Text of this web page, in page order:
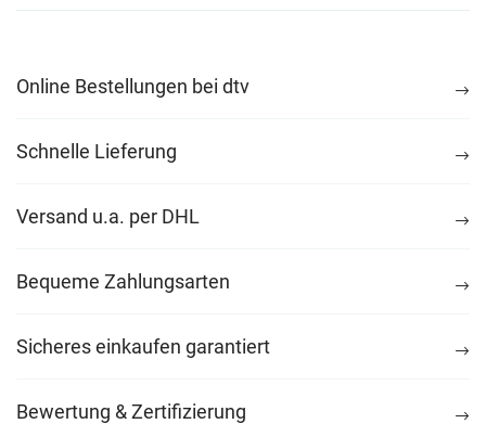
Online Bestellungen bei dtv
Schnelle Lieferung
Versand u.a. per DHL
Bequeme Zahlungsarten
Sicheres einkaufen garantiert
Bewertung & Zertifizierung